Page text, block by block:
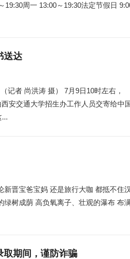
19:30‍周一 13:00～19:30法定节假日
送达
记者 尚洪涛 摄） 7月9日10时左右，
安交通大学招生办工作人员交寄给中
晋宝爸宝妈 还是旅行大咖 都抵不住汉
绿树成荫 高负氧离子、壮观的瀑布 布
取期间，谨防诈骗